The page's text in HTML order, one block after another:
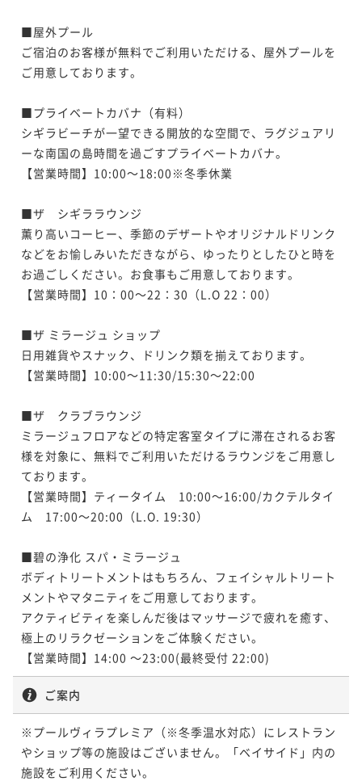
■屋外プール
ご宿泊のお客様が無料でご利用いただける、屋外プールを
ご用意しております。
■プライベートカバナ（有料）
シギラビーチが一望できる開放的な空間で、ラグジュアリ
ーな南国の島時間を過ごすプライベートカバナ。
【営業時間】10:00～18:00※冬季休業
■ザ　シギララウンジ
薫り高いコーヒー、季節のデザートやオリジナルドリンク
などをお愉しみいただきながら、ゆったりとしたひと時を
お過ごしください。お食事もご用意しております。
【営業時間】10：00～22：30（L.O 22：00）
■ザ ミラージュ ショップ
日用雑貨やスナック、ドリンク類を揃えております。
【営業時間】10:00～11:30/15:30～22:00
■ザ　クラブラウンジ
ミラージュフロアなどの特定客室タイプに滞在されるお客
様を対象に、無料でご利用いただけるラウンジをご用意し
ております。
【営業時間】ティータイム　10:00～16:00/カクテルタイ
ム　17:00～20:00（L.O. 19:30）
■碧の浄化 スパ・ミラージュ
ボディトリートメントはもちろん、フェイシャルトリート
メントやマタニティをご用意しております。
アクティビティを楽しんだ後はマッサージで疲れを癒す、
極上のリラクゼーションをご体験ください。
【営業時間】14:00 ～23:00(最終受付 22:00)
ご案内
※プールヴィラプレミア（※冬季温水対応）にレストラン
やショップ等の施設はございません。「ベイサイド」内の
施設をご利用ください。